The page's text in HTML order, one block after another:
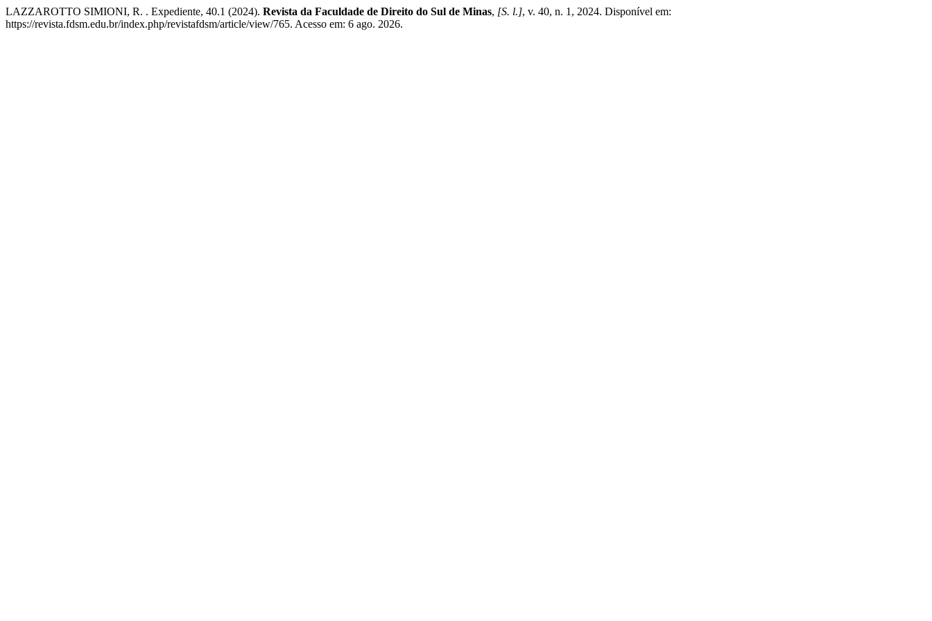
LAZZAROTTO SIMIONI, R. . Expediente, 40.1 (2024). Revista da Faculdade de Direito do Sul de Minas, [S. l.], v. 40, n. 1, 2024. Disponível em:
https://revista.fdsm.edu.br/index.php/revistafdsm/article/view/765. Acesso em: 6 ago. 2026.